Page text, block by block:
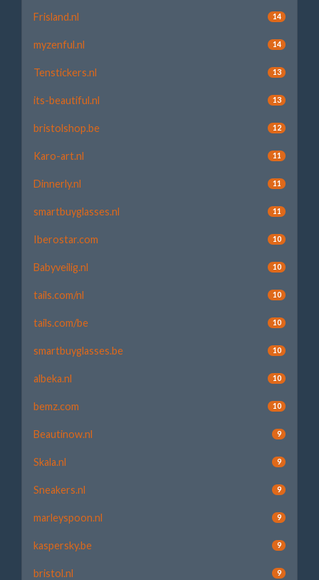
Frisland.nl 14
myzenful.nl 14
Tenstickers.nl 13
its-beautiful.nl 13
bristolshop.be 12
Karo-art.nl 11
Dinnerly.nl 11
smartbuyglasses.nl 11
Iberostar.com 10
Babyveilig.nl 10
tails.com/nl 10
tails.com/be 10
smartbuyglasses.be 10
albeka.nl 10
bemz.com 10
Beautinow.nl 9
Skala.nl 9
Sneakers.nl 9
marleyspoon.nl 9
kaspersky.be 9
bristol.nl 9